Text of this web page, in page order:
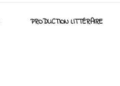
PRODUCTION LITTÉRAIRE